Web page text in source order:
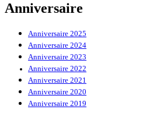
Anniversaire
Anniversaire 2025
Anniversaire 2024
Anniversaire 2023
Anniversaire 2022
Anniversaire 2021
Anniversaire 2020
Anniversaire 2019